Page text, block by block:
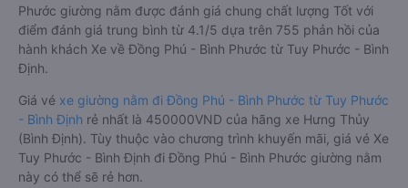
Phước giường nằm được đánh giá chung chất lượng Tốt với
điểm đánh giá trung bình từ 4.1/5 dựa trên 755 phản hồi của
hành khách Xe về Đồng Phú - Bình Phước từ Tuy Phước - Bình
Định.
Giá vé xe giường nằm đi Đồng Phú - Bình Phước từ Tuy Phước
- Bình Định rẻ nhất là 450000VND của hãng xe Hưng Thủy
(Bình Định). Tùy thuộc vào chương trình khuyến mãi, giá vé Xe
Tuy Phước - Bình Định đi Đồng Phú - Bình Phước giường nằm
này có thể sẽ rẻ hơn.